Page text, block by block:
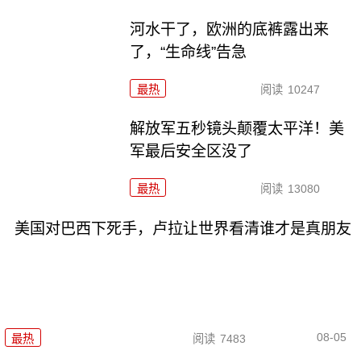
河水干了，欧洲的底裤露出来
了，“生命线”告急
最热 阅读 10247
解放军五秒镜头颠覆太平洋！美
军最后安全区没了
最热 阅读 13080
美国对巴西下死手，卢拉让世界看清谁才是真朋友
最热 阅读 7483 08-05